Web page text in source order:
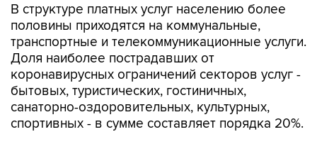
В структуре платных услуг населению более
половины приходятся на коммунальные,
транспортные и телекоммуникационные услуги.
Доля наиболее пострадавших от
коронавирусных ограничений секторов услуг -
бытовых, туристических, гостиничных,
санаторно-оздоровительных, культурных,
спортивных - в сумме составляет порядка 20%.